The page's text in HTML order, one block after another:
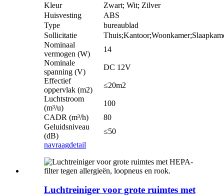
Kleur
Zwart; Wit; Zilver
Huisvesting
ABS
Type
bureaublad
Sollicitatie
Nominaal
vermogen (W)
14
Nominale
spanning (V)
DC 12V
Effectief
oppervlak (m2)
≤20m2
Luchtstroom
(m³/u)
100
CADR (m³/h)
80
Geluidsniveau
(dB)
≤50
navraagdetail
Luchtreiniger voor grote ruimtes met